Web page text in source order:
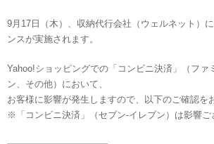
9月17日（木）、収納代行会社（ウェルネット）
ンスが実施されます。
Yahoo!ショッピングでの「コンビニ決済」（ファ
ン、その他）において、
お客様に影響が発生しますので、以下のご確認を
※「コンビニ決済」（セブン-イレブン）は影響ご